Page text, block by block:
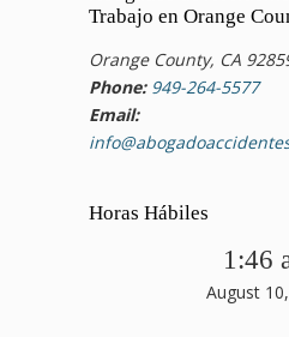
Trabajo en Orange
Orange County, CA
Phone: 949-264-5577
Email:
Horas Hábiles
1:46
August